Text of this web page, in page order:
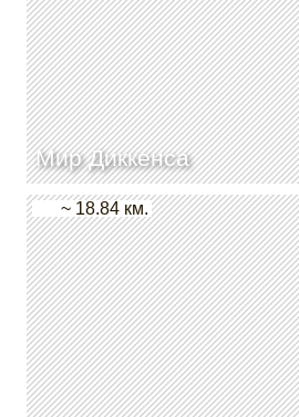
Мир Диккенса
~ 18.84 км.